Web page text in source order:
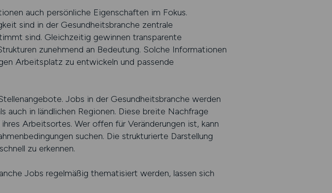
auch persönliche Eigenschaften im Fokus.
sind in der Gesundheitsbranche zentrale
sind. Gleichzeitig gewinnen transparente
zunehmend an Bedeutung. Solche Informationen
Arbeitsplatz zu entwickeln und passende
Jobs in der Gesundheitsbranche werden
auch in ländlichen Regionen. Diese breite Nachfrage
Arbeitsortes. Wer offen für Veränderungen ist, kann
suchen. Die strukturierte Darstellung
zu erkennen.
Jobs regelmäßig thematisiert werden, lassen sich